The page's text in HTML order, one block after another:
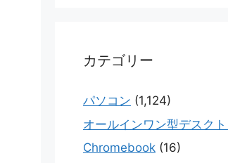
カテゴリー
パソコン (1,124)
オールインワン型デスク
Chromebook (16)